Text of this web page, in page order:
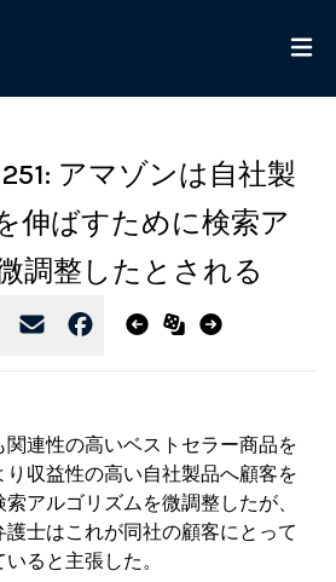
アマゾンは自社製
伸ばすために検索ア
調整したとされる
連性の高いベストセラー商品を
収益性の高い自社製品へ顧客を
アルゴリズムを微調整したが、
士はこれが同社の顧客にとって
ると主張した。